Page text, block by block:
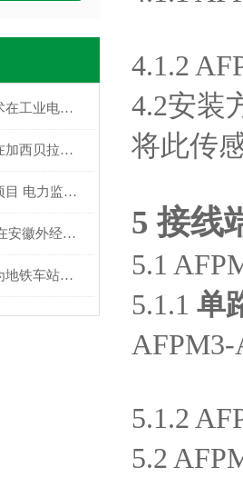
浅谈无线测温系统技术在工业电缆接头的应用及产品选型
安科瑞电力监控系统在加西贝拉压缩机有限公司科技大楼的应用
航天控制系统研发楼项目 电力监控系统的设计与应用
AFPM100/B消防电源在安徽外经德盛广场项目的应用
智能照明控制系统能为地铁车站解决哪些问题？
4.1.2
4.2安装
将此传
5接线
5.1
5.1.1 单
5.1.2
5.2